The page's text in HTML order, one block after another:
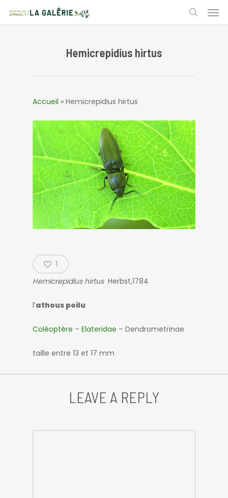
main
search
Hemicrepidius hirtus
Accueil » Hemicrepidius hirtus
1
Hemicrepidius hirtusHerbst,1784
l’athous poilu
Coléoptère – Elateridae – Dendrometrinae
taille entre 13 et 17 mm
LEAVE A REPLY